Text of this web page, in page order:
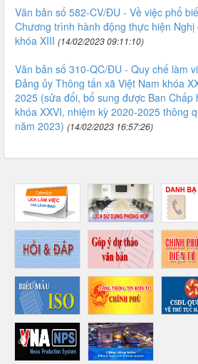
Văn bản số 582-CV/ĐU - Về việc phổ
Chương trình hành động thực hiện
khóa XIII (14/02/2023 09:11:10)
Văn bản số 310-QC/ĐU - Quy chế làm
Đảng ủy Thông tấn xã Việt Nam khóa
2025 (sửa đổi, bổ sung được Ban Chấp
khóa XXVI, nhiệm kỳ 2020-2025 thông
năm 2023) (14/02/2023 16:57:26)